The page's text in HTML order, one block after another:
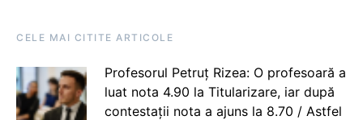
CELE MAI CITITE ARTICOLE
Profesorul Petruț Rizea: O profesoară a
luat nota 4.90 la Titularizare, iar după
contestații nota a ajuns la 8.70 / Astfel